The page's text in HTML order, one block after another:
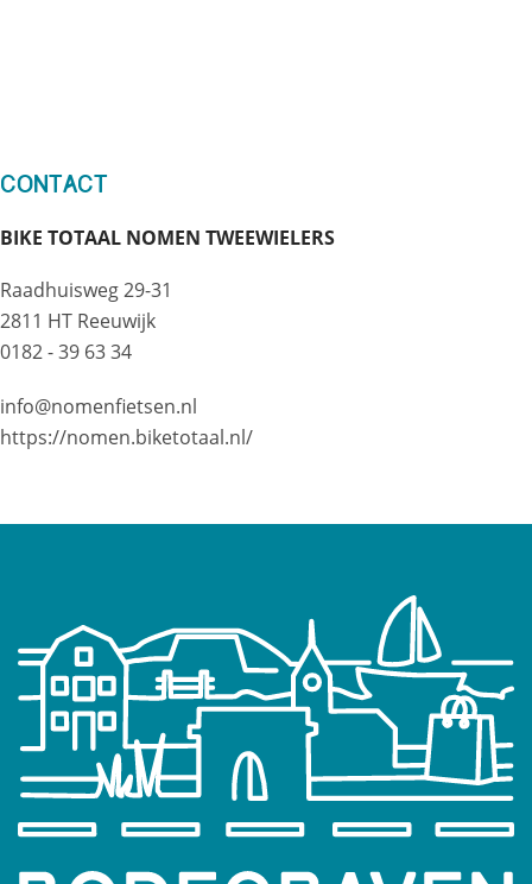
Contact
BIKE TOTAAL NOMEN TWEEWIELERS
Raadhuisweg 29-31
2811 HT Reeuwijk
0182 - 39 63 34
info@nomenfietsen.nl
https://nomen.biketotaal.nl/